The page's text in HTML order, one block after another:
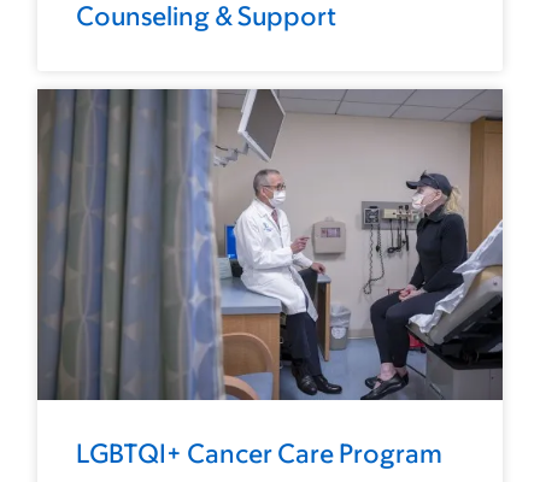
Counseling & Support
LGBTQI+ Cancer Care Program